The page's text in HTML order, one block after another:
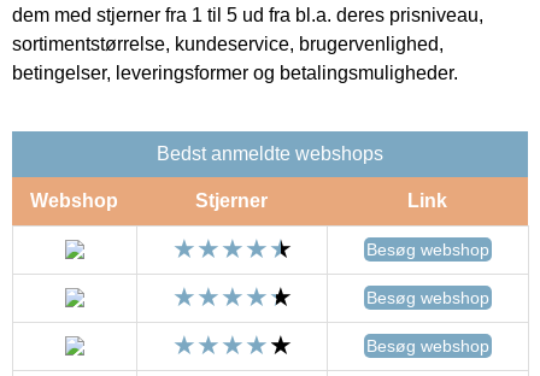
dem med stjerner fra 1 til 5 ud fra bl.a. deres prisniveau,
sortimentstørrelse, kundeservice, brugervenlighed,
betingelser, leveringsformer og betalingsmuligheder.
Bedst anmeldte webshops
Webshop Stjerner Link
Besøg webshop
Besøg webshop
Besøg webshop